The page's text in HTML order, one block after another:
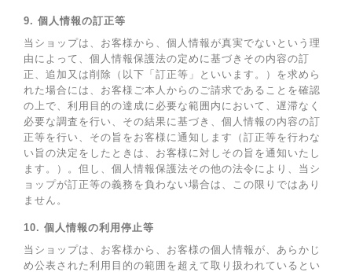
9. 個人情報の訂正等
当ショップは、お客様から、個人情報が真実でないという理
由によって、個人情報保護法の定めに基づきその内容の訂
正、追加又は削除（以下「訂正等」といいます。）を求めら
れた場合には、お客様ご本人からのご請求であることを確認
の上で、利用目的の達成に必要な範囲内において、遅滞なく
必要な調査を行い、その結果に基づき、個人情報の内容の訂
正等を行い、その旨をお客様に通知します（訂正等を行わな
い旨の決定をしたときは、お客様に対しその旨を通知いたし
ます。）。但し、個人情報保護法その他の法令により、当シ
ョップが訂正等の義務を負わない場合は、この限りではあり
ません。
10. 個人情報の利用停止等
当ショップは、お客様から、お客様の個人情報が、あらかじ
め公表された利用目的の範囲を超えて取り扱われているとい